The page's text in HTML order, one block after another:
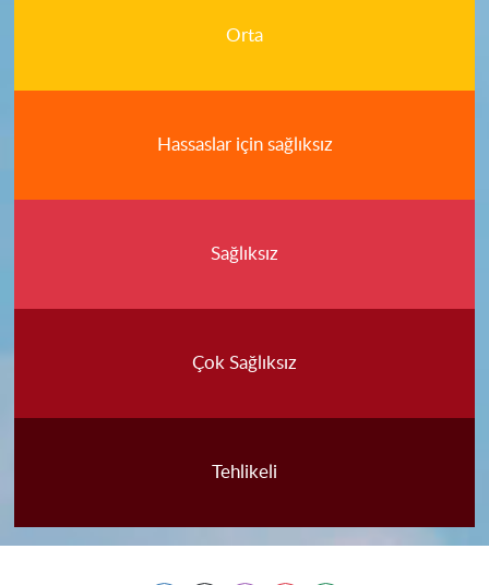
Orta
Hassaslar için sağlıksız
Sağlıksız
Çok Sağlıksız
Tehlikeli